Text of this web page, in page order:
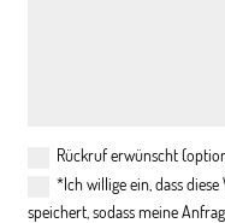
Rückruf erwünscht
*Ich willige ein, dass
speichert, sodass meine